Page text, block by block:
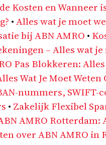
Kosten en Wanneer
•Alles wat je moet
bij ABN AMRO •
– Alles wat
Pas Blokkeren:
Wat Je Moet Weten
nummers, SWIFT-
• Zakelijk Flexibel
AMRO Rotterdam:
over ABN AMRO in